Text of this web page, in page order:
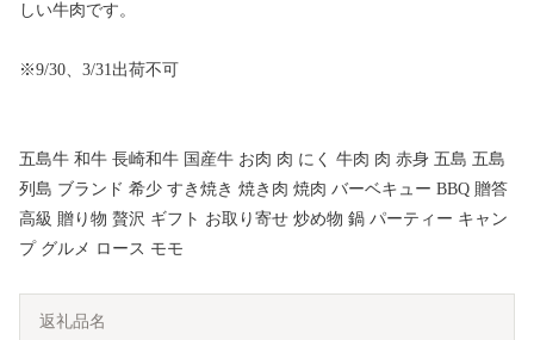
しい牛肉です。
※9/30、3/31出荷不可
五島牛 和牛 長崎和牛 国産牛 お肉 肉 にく 牛肉 肉 赤身 五島 五島
列島 ブランド 希少 すき焼き 焼き肉 焼肉 バーベキュー BBQ 贈答
高級 贈り物 贅沢 ギフト お取り寄せ 炒め物 鍋 パーティー キャン
プ グルメ ロース モモ
返礼品名